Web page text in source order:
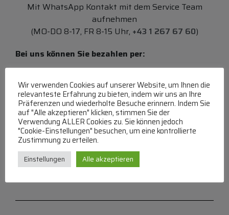
Mit WhatsApp Kontakt mit dem Service Team
aufnehmen
(MO-DO 8-17, FR 8-15 Uhr, +43 1 267 67 60)
Bei uns können Sie bezahlen per:
MasterCard
FAQ
Häufige Fragen zu unserer Website werden in
Wir verwenden Cookies auf unserer Website, um Ihnen die
relevanteste Erfahrung zu bieten, indem wir uns an Ihre
Präferenzen und wiederholte Besuche erinnern. Indem Sie
auf "Alle akzeptieren" klicken, stimmen Sie der
Verwendung ALLER Cookies zu. Sie können jedoch
"Cookie-Einstellungen" besuchen, um eine kontrollierte
Zustimmung zu erteilen.
Einstellungen Alle akzeptieren